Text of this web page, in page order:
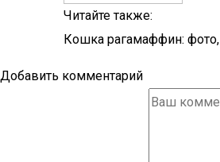
Читайте также:
Кошка рагамаффин:
Добавить комментарий